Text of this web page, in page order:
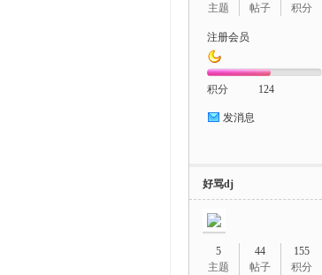
主题
帖子
积分
注册会员
积分 124
发消息
好骂dj
5
主题
44
帖子
155
积分